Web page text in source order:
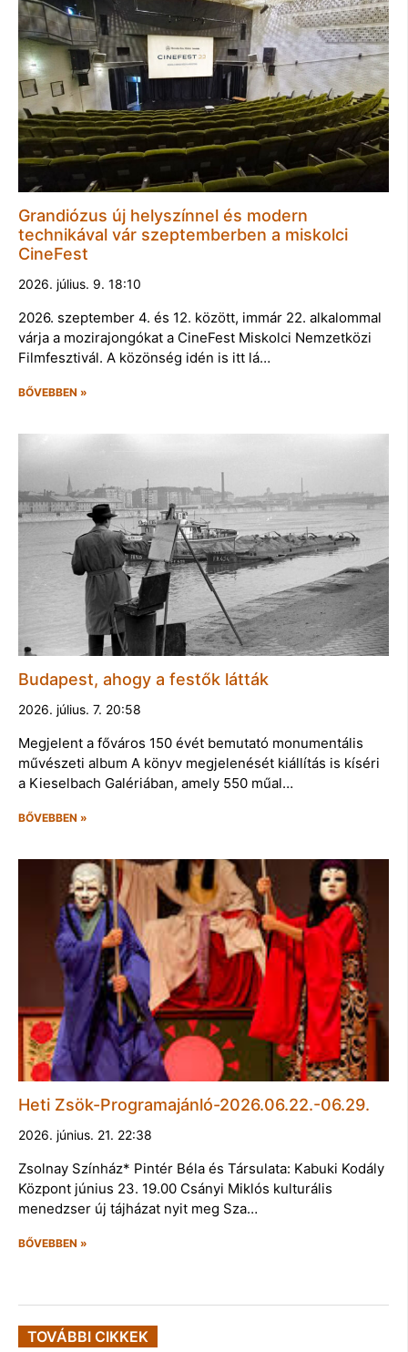
Grandiózus új helyszínnel és modern
technikával vár szeptemberben a miskolci
CineFest
2026. július. 9. 18:10
2026. szeptember 4. és 12. között, immár 22. alkalommal
várja a mozirajongókat a CineFest Miskolci Nemzetközi
Filmfesztivál. A közönség idén is itt lá…
BŐVEBBEN »
Budapest, ahogy a festők látták
2026. július. 7. 20:58
Megjelent a főváros 150 évét bemutató monumentális
művészeti album A könyv megjelenését kiállítás is kíséri
a Kieselbach Galériában, amely 550 műal…
BŐVEBBEN »
Heti Zsök-Programajánló-2026.06.22.-06.29.
2026. június. 21. 22:38
Zsolnay Színház* Pintér Béla és Társulata: Kabuki Kodály
Központ június 23. 19.00 Csányi Miklós kulturális
menedzser új tájházat nyit meg Sza…
BŐVEBBEN »
TOVÁBBI CIKKEK